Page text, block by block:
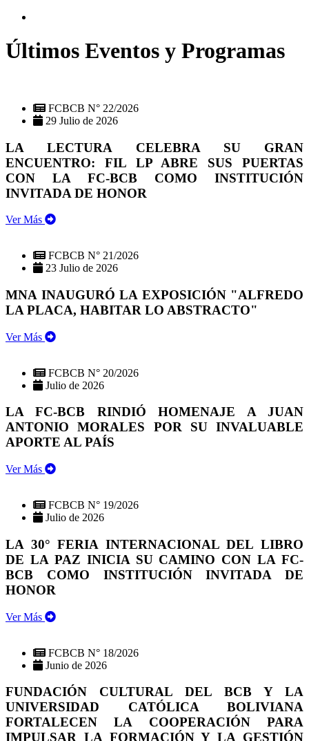
Últimos Eventos y Programas
FCBCB N° 22/2026
29 Julio de 2026
LA LECTURA CELEBRA SU GRAN
ENCUENTRO: FIL LP ABRE SUS PUERTAS
CON LA FC-BCB COMO INSTITUCIÓN
INVITADA DE HONOR
Ver Más
FCBCB N° 21/2026
23 Julio de 2026
MNA INAUGURÓ LA EXPOSICIÓN "ALFREDO
LA PLACA, HABITAR LO ABSTRACTO"
Ver Más
FCBCB N° 20/2026
Julio de 2026
LA FC-BCB RINDIÓ HOMENAJE A JUAN
ANTONIO MORALES POR SU INVALUABLE
APORTE AL PAÍS
Ver Más
FCBCB N° 19/2026
Julio de 2026
LA 30° FERIA INTERNACIONAL DEL LIBRO
DE LA PAZ INICIA SU CAMINO CON LA FC-
BCB COMO INSTITUCIÓN INVITADA DE
HONOR
Ver Más
FCBCB N° 18/2026
Junio de 2026
FUNDACIÓN CULTURAL DEL BCB Y LA
UNIVERSIDAD CATÓLICA BOLIVIANA
FORTALECEN LA COOPERACIÓN PARA
IMPULSAR LA FORMACIÓN Y LA GESTIÓN